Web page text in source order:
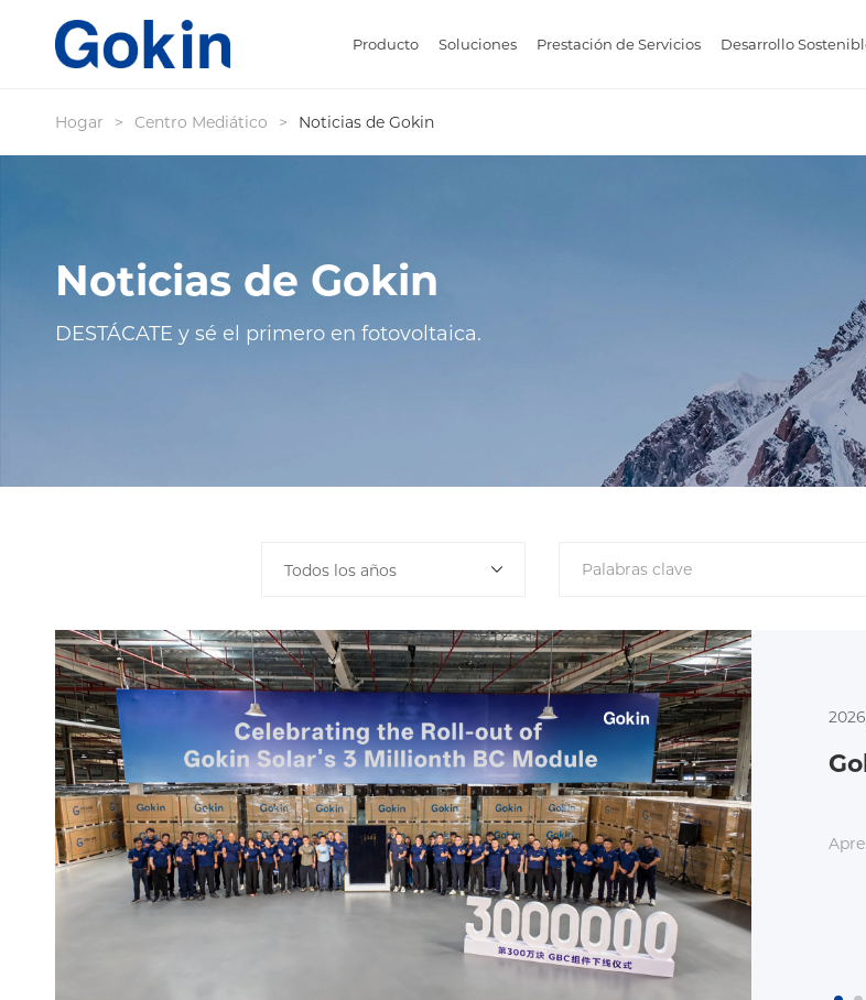
Producto Soluciones Prestación de Servicios Desarrollo
Hogar > Centro Mediático > Noticias de Gokin
Noticias de Gokin
DESTÁCATE y sé el primero en fotovoltaica.
Todos los años